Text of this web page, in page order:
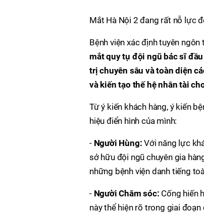
Mắt Hà Nội 2 đang rất nỗ lực
Bệnh viện xác định tuyên
mắt quy tụ đội ngũ bác sĩ
trị chuyên sâu và toàn diện
và kiến tạo thế hệ nhân tài
Từ ý kiến khách hàng, ý kiến
hiệu điển hình của mình:
- Người Hùng: Với năng lực
sở hữu đội ngũ chuyên gia
những bệnh viện danh tiếng
- Người Chăm sóc: Cống hiến
này thể hiện rõ trong giai